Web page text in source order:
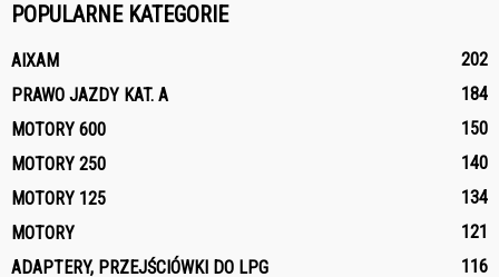
POPULARNE KATEGORIE
AIXAM
202
PRAWO JAZDY KAT. A
184
MOTORY 600
150
MOTORY 250
140
MOTORY 125
134
MOTORY
121
ADAPTERY, PRZEJŚCIÓWKI DO LPG
116